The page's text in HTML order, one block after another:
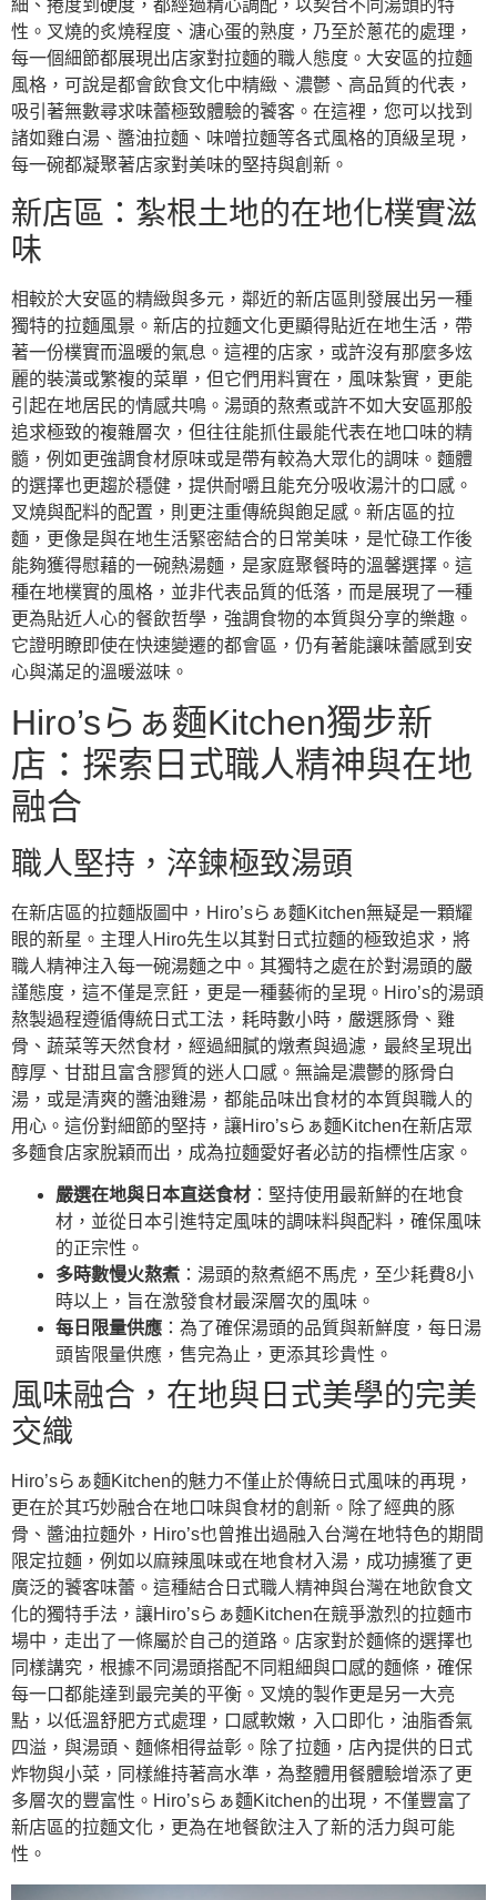
細、捲度到硬度，都經過精心調配，以契合不同湯頭的特
性。叉燒的炙燒程度、溏心蛋的熟度，乃至於蔥花的處理，
每一個細節都展現出店家對拉麵的職人態度。大安區的拉麵
風格，可說是都會飲食文化中精緻、濃鬱、高品質的代表，
吸引著無數尋求味蕾極致體驗的饕客。在這裡，您可以找到
諸如雞白湯、醬油拉麵、味噌拉麵等各式風格的頂級呈現，
每一碗都凝聚著店家對美味的堅持與創新。
新店區：紮根土地的在地化樸實滋
味
相較於大安區的精緻與多元，鄰近的新店區則發展出另一種
獨特的拉麵風景。新店的拉麵文化更顯得貼近在地生活，帶
著一份樸實而溫暖的氣息。這裡的店家，或許沒有那麼多炫
麗的裝潢或繁複的菜單，但它們用料實在，風味紮實，更能
引起在地居民的情感共鳴。湯頭的熬煮或許不如大安區那般
追求極致的複雜層次，但往往能抓住最能代表在地口味的精
髓，例如更強調食材原味或是帶有較為大眾化的調味。麵體
的選擇也更趨於穩健，提供耐嚼且能充分吸收湯汁的口感。
叉燒與配料的配置，則更注重傳統與飽足感。新店區的拉
麵，更像是與在地生活緊密結合的日常美味，是忙碌工作後
能夠獲得慰藉的一碗熱湯麵，是家庭聚餐時的溫馨選擇。這
種在地樸實的風格，並非代表品質的低落，而是展現了一種
更為貼近人心的餐飲哲學，強調食物的本質與分享的樂趣。
它證明瞭即使在快速變遷的都會區，仍有著能讓味蕾感到安
心與滿足的溫暖滋味。
Hiro’sらぁ麵Kitchen獨步新
店：探索日式職人精神與在地
融合
職人堅持，淬鍊極致湯頭
在新店區的拉麵版圖中，Hiro’sらぁ麵Kitchen無疑是一顆耀
眼的新星。主理人Hiro先生以其對日式拉麵的極致追求，將
職人精神注入每一碗湯麵之中。其獨特之處在於對湯頭的嚴
謹態度，這不僅是烹飪，更是一種藝術的呈現。Hiro’s的湯頭
熬製過程遵循傳統日式工法，耗時數小時，嚴選豚骨、雞
骨、蔬菜等天然食材，經過細膩的燉煮與過濾，最終呈現出
醇厚、甘甜且富含膠質的迷人口感。無論是濃鬱的豚骨白
湯，或是清爽的醬油雞湯，都能品味出食材的本質與職人的
用心。這份對細節的堅持，讓Hiro’sらぁ麵Kitchen在新店眾
多麵食店家脫穎而出，成為拉麵愛好者必訪的指標性店家。
嚴選在地與日本直送食材 ：堅持使用最新鮮的在地食
材，並從日本引進特定風味的調味料與配料，確保風味
的正宗性。
多時數慢火熬煮 ：湯頭的熬煮絕不馬虎，至少耗費8小
時以上，旨在激發食材最深層次的風味。
每日限量供應 ：為了確保湯頭的品質與新鮮度，每日湯
頭皆限量供應，售完為止，更添其珍貴性。
風味融合，在地與日式美學的完美
交織
Hiro’sらぁ麵Kitchen的魅力不僅止於傳統日式風味的再現，
更在於其巧妙融合在地口味與食材的創新。除了經典的豚
骨、醬油拉麵外，Hiro’s也曾推出過融入台灣在地特色的期間
限定拉麵，例如以麻辣風味或在地食材入湯，成功擄獲了更
廣泛的饕客味蕾。這種結合日式職人精神與台灣在地飲食文
化的獨特手法，讓Hiro’sらぁ麵Kitchen在競爭激烈的拉麵市
場中，走出了一條屬於自己的道路。店家對於麵條的選擇也
同樣講究，根據不同湯頭搭配不同粗細與口感的麵條，確保
每一口都能達到最完美的平衡。叉燒的製作更是另一大亮
點，以低溫舒肥方式處理，口感軟嫩，入口即化，油脂香氣
四溢，與湯頭、麵條相得益彰。除了拉麵，店內提供的日式
炸物與小菜，同樣維持著高水準，為整體用餐體驗增添了更
多層次的豐富性。Hiro’sらぁ麵Kitchen的出現，不僅豐富了
新店區的拉麵文化，更為在地餐飲注入了新的活力與可能
性。